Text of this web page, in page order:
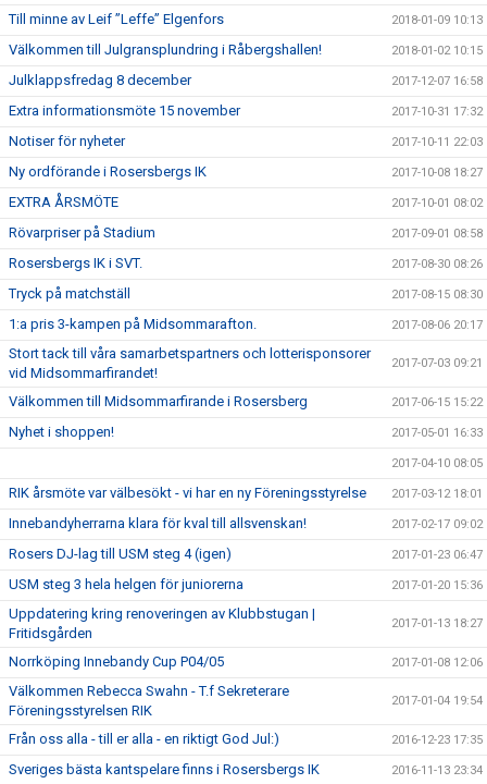
Till minne av Leif ”Leffe” Elgenfors 2018-01-09 10:13
Välkommen till Julgransplundring i Råbergshallen! 2018-01-02 10:15
Julklappsfredag 8 december 2017-12-07 16:58
Extra informationsmöte 15 november 2017-10-31 17:32
Notiser för nyheter 2017-10-11 22:03
Ny ordförande i Rosersbergs IK 2017-10-08 18:27
EXTRA ÅRSMÖTE 2017-10-01 08:02
Rövarpriser på Stadium 2017-09-01 08:58
Rosersbergs IK i SVT. 2017-08-30 08:26
Tryck på matchställ 2017-08-15 08:30
1:a pris 3-kampen på Midsommarafton. 2017-08-06 20:17
Stort tack till våra samarbetspartners och lotterisponsorer
vid Midsommarfirandet!
2017-07-03 09:21
Välkommen till Midsommarfirande i Rosersberg 2017-06-15 15:22
Nyhet i shoppen! 2017-05-01 16:33
2017-04-10 08:05
RIK årsmöte var välbesökt - vi har en ny Föreningsstyrelse 2017-03-12 18:01
Innebandyherrarna klara för kval till allsvenskan! 2017-02-17 09:02
Rosers DJ-lag till USM steg 4 (igen) 2017-01-23 06:47
USM steg 3 hela helgen för juniorerna 2017-01-20 15:36
Uppdatering kring renoveringen av Klubbstugan |
Fritidsgården
2017-01-13 18:27
Norrköping Innebandy Cup P04/05 2017-01-08 12:06
Välkommen Rebecca Swahn - T.f Sekreterare
Föreningsstyrelsen RIK
2017-01-04 19:54
Från oss alla - till er alla - en riktigt God Jul:) 2016-12-23 17:35
Sveriges bästa kantspelare finns i Rosersbergs IK 2016-11-13 23:34